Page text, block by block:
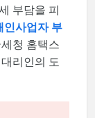
부담을 피
인사업자 부
청 홈택스
리인의 도